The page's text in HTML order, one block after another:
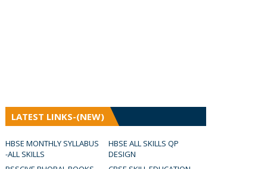
LATEST LINKS-(NEW)
HBSE MONTHLY SYLLABUS
-ALL SKILLS
HBSE ALL SKILLS QP
DESIGN